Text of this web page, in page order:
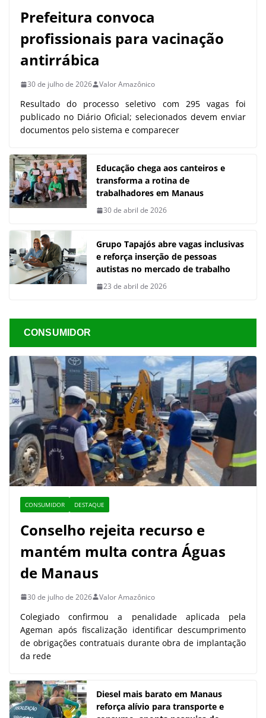
Prefeitura convoca
profissionais para vacinação
antirrábica
30 de julho de 2026 Valor Amazônico
Resultado do processo seletivo com 295 vagas foi
publicado no Diário Oficial; selecionados devem enviar
documentos pelo sistema e comparecer
Educação chega aos canteiros e
transforma a rotina de
trabalhadores em Manaus
30 de abril de 2026
Grupo Tapajós abre vagas inclusivas
e reforça inserção de pessoas
autistas no mercado de trabalho
23 de abril de 2026
CONSUMIDOR
CONSUMIDOR DESTAQUE
Conselho rejeita recurso e
mantém multa contra Águas
de Manaus
30 de julho de 2026 Valor Amazônico
Colegiado confirmou a penalidade aplicada pela
Ageman após fiscalização identificar descumprimento
de obrigações contratuais durante obra de implantação
da rede
Diesel mais barato em Manaus
reforça alívio para transporte e